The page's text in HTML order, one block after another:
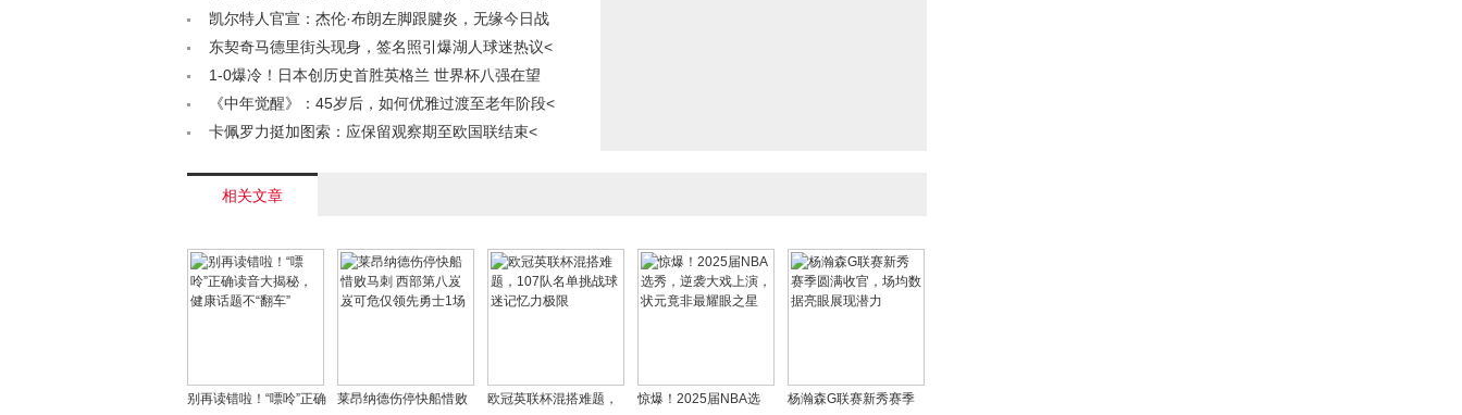
人模式< /a>
凯尔特人官宣：杰伦·布朗左脚跟腱炎，无缘今日战
尼克斯< /a>
东契奇马德里街头现身，签名照引爆湖人球迷热议<
/a> 1-0爆冷！日本创历史首胜英格兰 世界杯八强在望
韩国0-1负奥地利< /a>
《中年觉醒》：45岁后，如何优雅过渡至老年阶段<
/a> 卡佩罗力挺加图索：应保留观察期至欧国联结束<
相关文章
别再读错啦！“嘌呤”正确
莱昂纳德伤停快船惜败
欧冠英联杯混搭难题，
惊爆！2025届NBA选
杨瀚森G联赛新秀赛季